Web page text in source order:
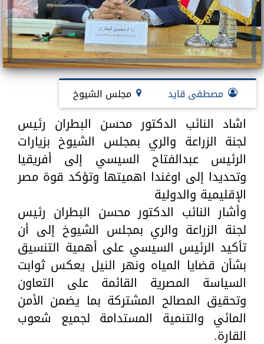
مصطفى قايد مجلس الشيوخ
اشاد النائب الدكتور محسن البطران رئيس
لجنة الزراعة والري بمجلس الشيوخ بزيارات
الرئيس عبدالفتاح السيسي إلى أفريقيا
وتحديدا إلى اوغندا اهميتها وتؤكد قوة مصر
الإقليمية والدولية
وأشار النائب الدكتور محسن البطران رئيس
لجنة الزراعة والري بمجلس الشيوخ إلى أن
تأكيد الرئيس السيسي على أهمية التنسيق
بشأن قضايا المياه ونهر النيل يعكس ثوابت
السياسة المصرية القائمة على التعاون
وتحقيق المصالح المشتركة بما يضمن الأمن
المائي والتنمية المستدامة لجميع شعوب
القارة.